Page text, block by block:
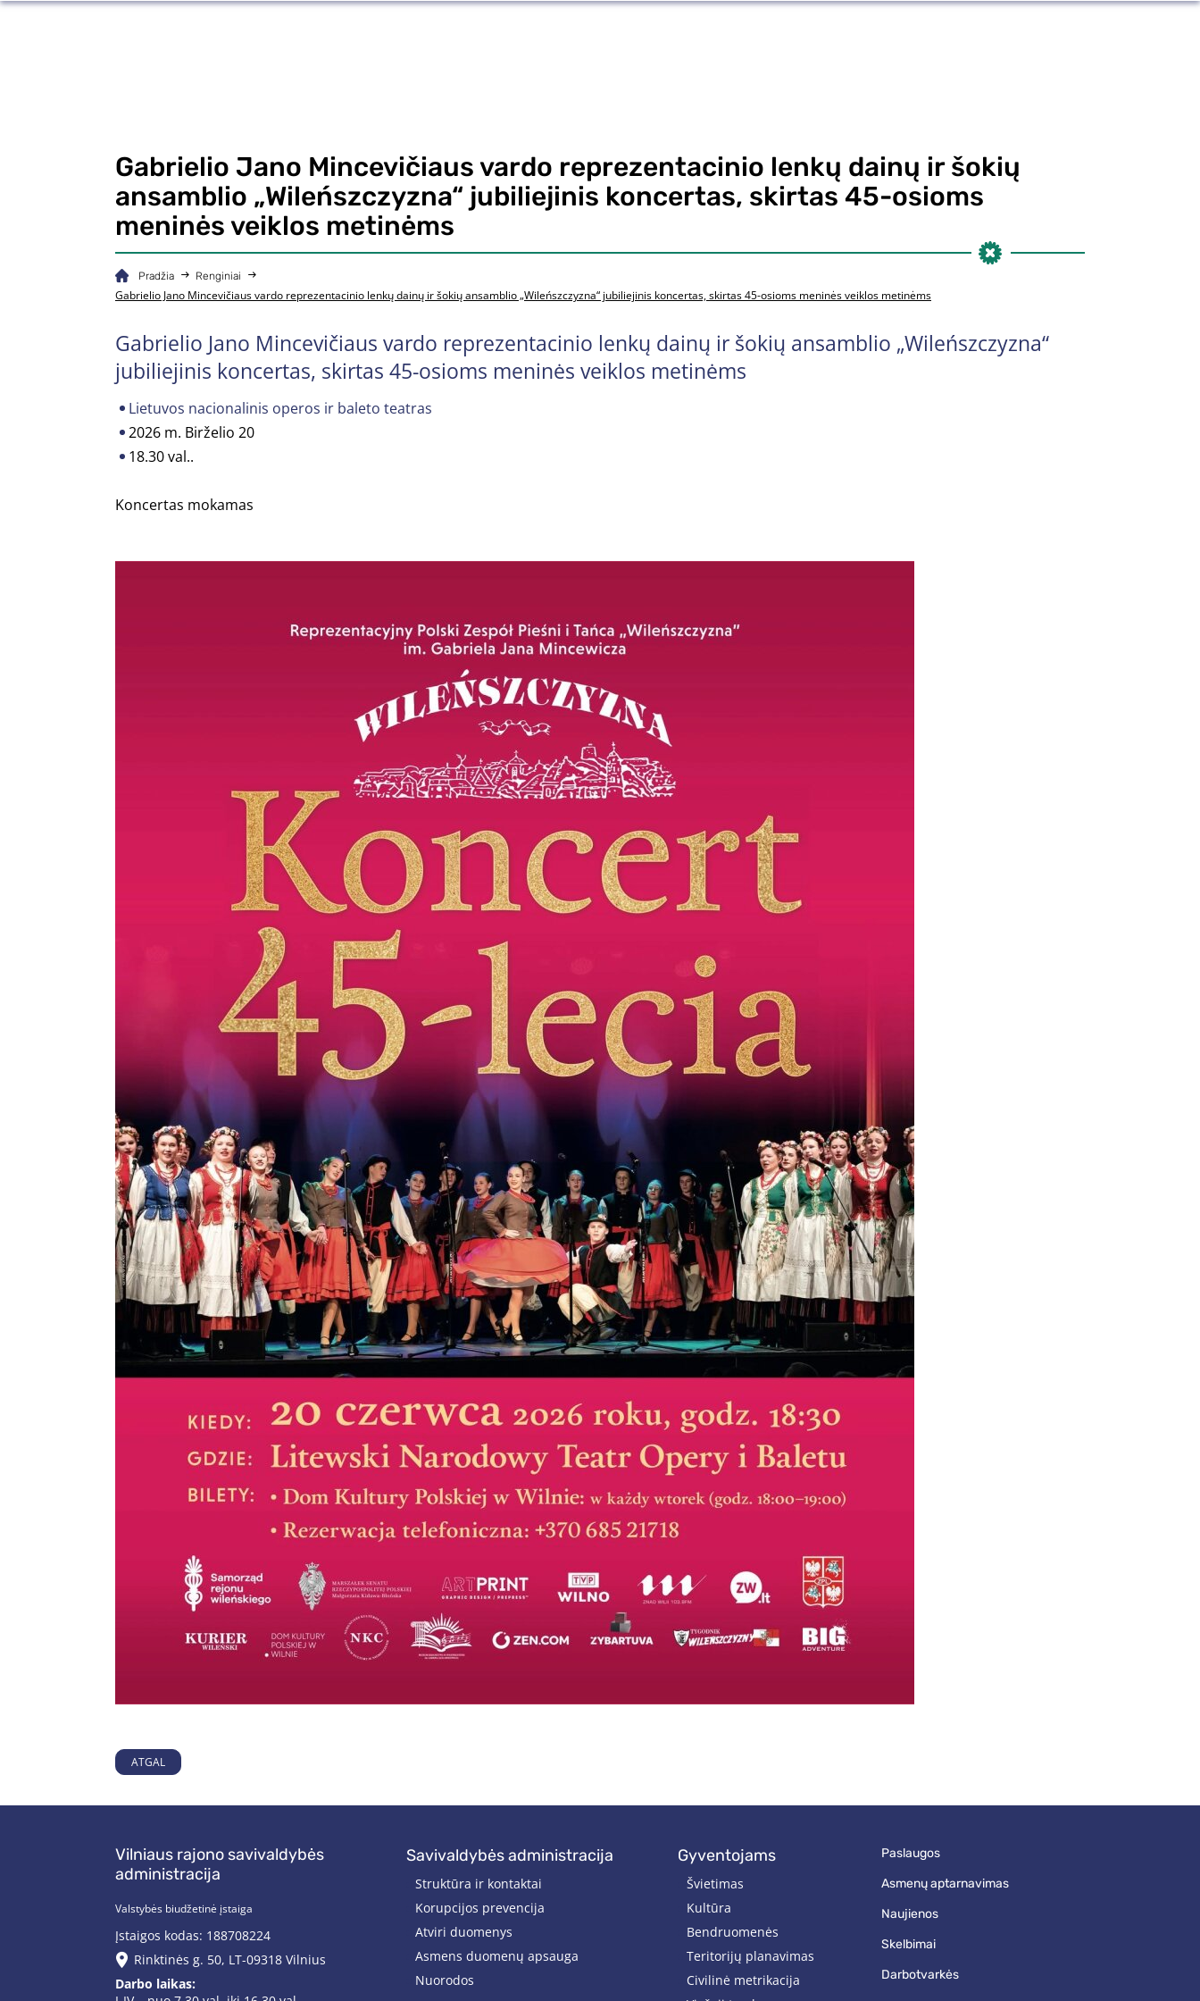
Gabrielio Jano Mincevičiaus vardo reprezentacinio lenkų dainų ir šokių
ansamblio „Wileńszczyzna“ jubiliejinis koncertas, skirtas 45-osioms
meninės veiklos metinėms
Pradžia Renginiai
Gabrielio Jano Mincevičiaus vardo reprezentacinio lenkų dainų ir šokių ansamblio „Wileńszczyzna“ jubiliejinis koncertas, skirtas 45-osioms meninės veiklos metinėms
Gabrielio Jano Mincevičiaus vardo reprezentacinio lenkų dainų ir šokių ansamblio „Wileńszczyzna“
jubiliejinis koncertas, skirtas 45-osioms meninės veiklos metinėms
Lietuvos nacionalinis operos ir baleto teatras
2026 m. Birželio 20
18.30 val..
Koncertas mokamas
ATGAL
Vilniaus rajono savivaldybės
administracija
Valstybės biudžetinė įstaiga
Įstaigos kodas: 188708224
Rinktinės g. 50, LT-09318 Vilnius
Darbo laikas:
savivaldybės administracija
Struktūra ir kontaktai
Korupcijos prevencija
Atviri duomenys
Asmens duomenų apsauga
Nuorodos
gyventojams
Švietimas
Kultūra
Bendruomenės
Teritorijų planavimas
Civilinė metrikacija
paslaugos
asmenų aptarnavimas
naujienos
skelbimai
darbotvarkės